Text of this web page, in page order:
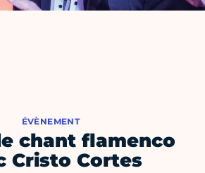
ÉVÈNEMENT
chant flamenco
Cristo Cortes